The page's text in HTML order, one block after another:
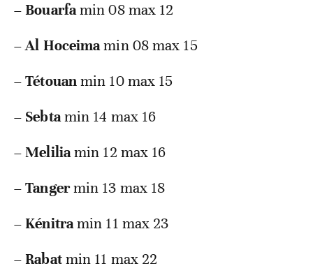
–Bouarfamin 08 max 12
–Al Hoceimamin 08 max 15
–Tétouanmin 10 max 15
– Sebtamin 14 max 16
–Meliliamin 12 max 16
–Tangermin 13 max 18
–Kénitramin 11 max 23
–Rabatmin 11 max 22